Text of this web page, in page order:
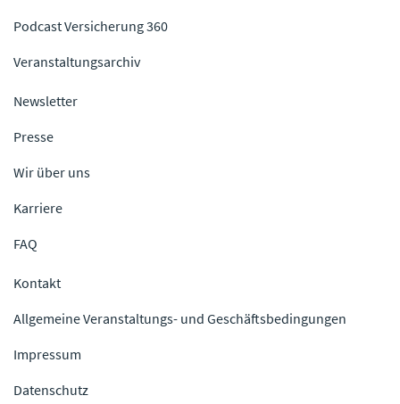
Podcast Versicherung 360
Veranstaltungsarchiv
Newsletter
Presse
Wir über uns
Karriere
FAQ
Kontakt
Allgemeine Veranstaltungs- und Geschäftsbedingungen
Impressum
Datenschutz